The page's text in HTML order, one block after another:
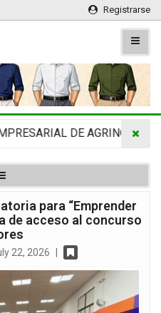
Registrarse
DE AGRINOVA EN LA
para “Emprender
de acceso al concurso
22, 2026